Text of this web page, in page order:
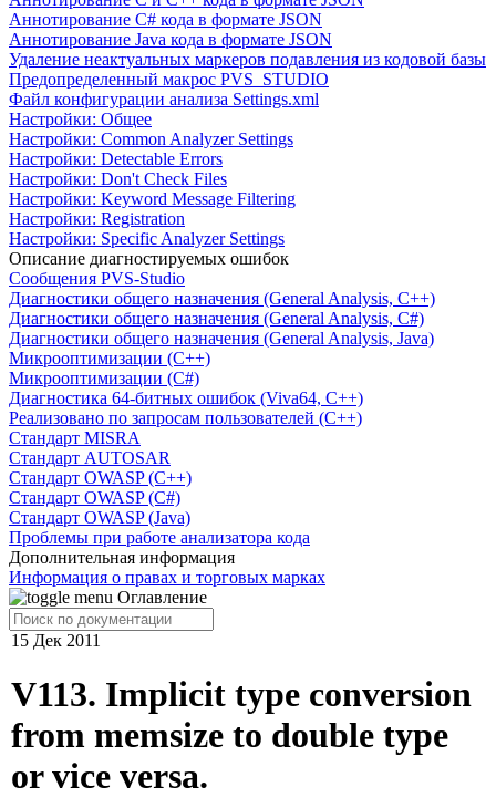
Аннотирование C# кода в формате JSON
Аннотирование Java кода в формате JSON
Удаление неактуальных маркеров подавления из кодовой базы
Предопределенный макрос PVS_STUDIO
Файл конфигурации анализа Settings.xml
Настройки: Общее
Настройки: Common Analyzer Settings
Настройки: Detectable Errors
Настройки: Don't Check Files
Настройки: Keyword Message Filtering
Настройки: Registration
Настройки: Specific Analyzer Settings
Описание диагностируемых ошибок
Сообщения PVS-Studio
Диагностики общего назначения (General Analysis, C++)
Диагностики общего назначения (General Analysis, C#)
Диагностики общего назначения (General Analysis, Java)
Микрооптимизации (C++)
Микрооптимизации (C#)
Диагностика 64-битных ошибок (Viva64, C++)
Реализовано по запросам пользователей (C++)
Cтандарт MISRA
Стандарт AUTOSAR
Стандарт OWASP (C++)
Стандарт OWASP (C#)
Стандарт OWASP (Java)
Проблемы при работе анализатора кода
Дополнительная информация
Информация о правах и торговых марках
Оглавление
15 Дек 2011
V113. Implicit type conversion
from memsize to double type
or vice versa.